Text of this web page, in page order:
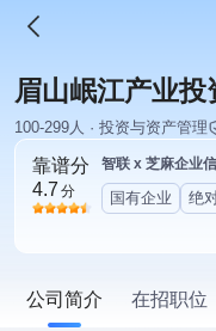
眉山岷江产业投
100-299人 · 投资与资产管理
靠谱分
4.7 分
智联 x 芝麻企业
国有企业 绝
公司简介 在招职位